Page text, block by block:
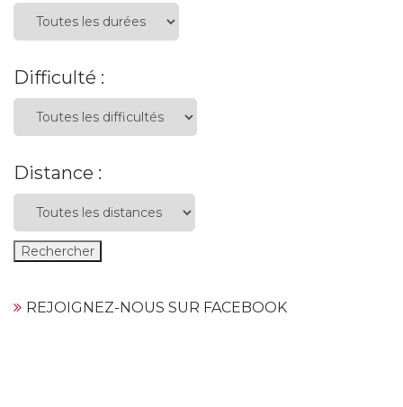
Difficulté :
Distance :
REJOIGNEZ-NOUS SUR FACEBOOK